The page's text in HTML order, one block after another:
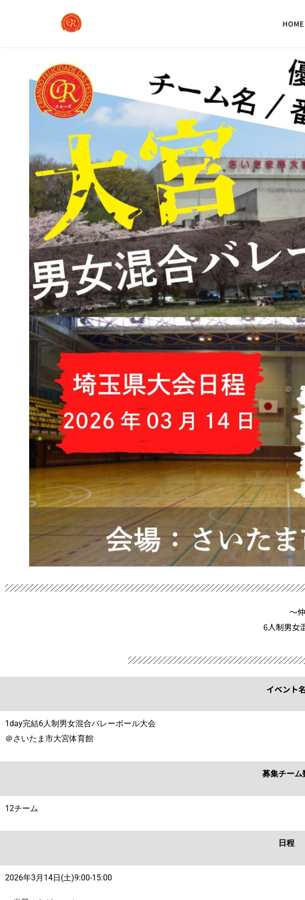
HOME
〜
6人制男女
イベント
1day完結6人制男女混合バレーボール大会
＠さいたま市大宮体育館
募集チーム
12チーム
日程
2026年3月14日(土)9:00-15:00